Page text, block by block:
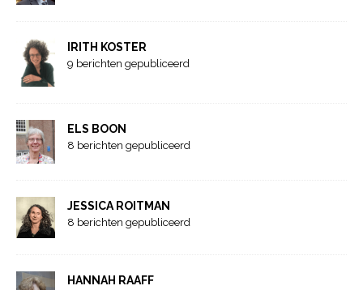
IRITH KOSTER
9 berichten gepubliceerd
ELS BOON
8 berichten gepubliceerd
JESSICA ROITMAN
8 berichten gepubliceerd
HANNAH RAAFF